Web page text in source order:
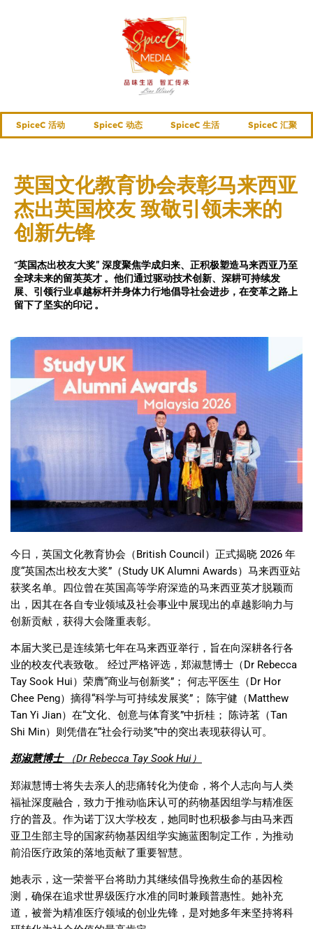
SpiceC 活动 SpiceC 动态 SpiceC 生活 SpiceC 汇聚
英国文化教育协会表彰马来西亚
杰出英国校友 致敬引领未来的
创新先锋
“英国杰出校友大奖” 深度聚焦学成归来、正积极塑造马来西亚乃至
全球未来的留英英才 。他们通过驱动技术创新、深耕可持续发
展、引领行业卓越标杆并身体力行地倡导社会进步，在变革之路上
留下了坚实的印记 。
今日，英国文化教育协会（British Council ）正式揭晓 2026 年
度“英国杰出校友大奖” （Study UK Alumni Awards）马来西亚站
获奖名单。四位曾在英国高等学府深造的马来西亚英才脱颖而
出，因其在各自专业领域及社会事业中展现出的卓越影响力与
创新贡献，获得大会隆重表彰。
本届大奖已是连续第七年在马来西亚举行，旨在向深耕各行各
业的校友代表致敬。 经过严格评选，郑淑慧博士（Dr Rebecca
Tay Sook Hui）荣膺“商业与创新奖” ； 何志平医生（Dr Hor
Chee Peng）摘得“科学与可持续发展奖” ； 陈宇健（Matthew
Tan Yi Jian）在“文化、创意与体育奖”中折桂； 陈诗茗（Tan
Shi Min）则凭借在“社会行动奖”中的突出表现获得认可。
郑淑慧博士 （Dr Rebecca Tay Sook Hui）
郑淑慧博士将失去亲人的悲痛转化为使命，将个人志向与人类
福祉深度融合，致力于推动临床认可的药物基因组学与精准医
疗的普及。作为诺丁汉大学校友，她同时也积极参与由马来西
亚卫生部主导的国家药物基因组学实施蓝图制定工作，为推动
前沿医疗政策的落地贡献了重要智慧。
她表示，这一荣誉平台将助力其继续倡导挽救生命的基因检
测，确保在追求世界级医疗水准的同时兼顾普惠性。她补充
道，被誉为精准医疗领域的创业先锋，是对她多年来坚持将科